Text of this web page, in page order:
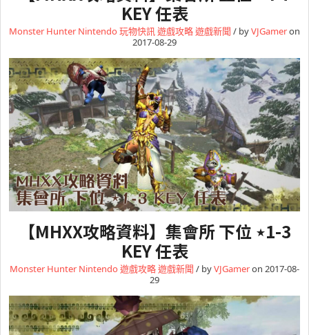
KEY 任表
Monster Hunter Nintendo玩物快訊遊戲攻略遊戲新聞 / byVJGameron
2017-08-29
【MHXX攻略資料】集會所 下位 ⋆1-3
KEY 任表
Monster Hunter Nintendo遊戲攻略遊戲新聞 / byVJGameron 2017-08-
29